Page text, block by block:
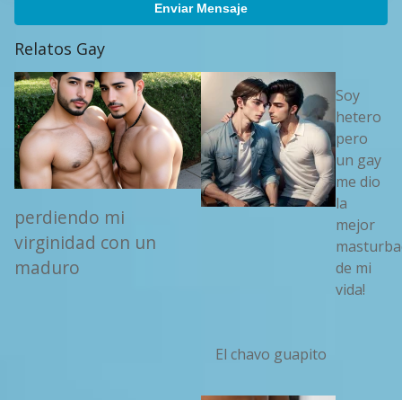
Enviar Mensaje
Relatos Gay
perdiendo mi
virginidad con un
maduro
Soy
hetero
pero
un gay
me dio
la
mejor
de mi
vida!
El chavo guapito